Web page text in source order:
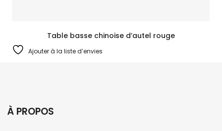
Table basse chinoise d’autel rouge
Ajouter à la liste d’envies
À PROPOS